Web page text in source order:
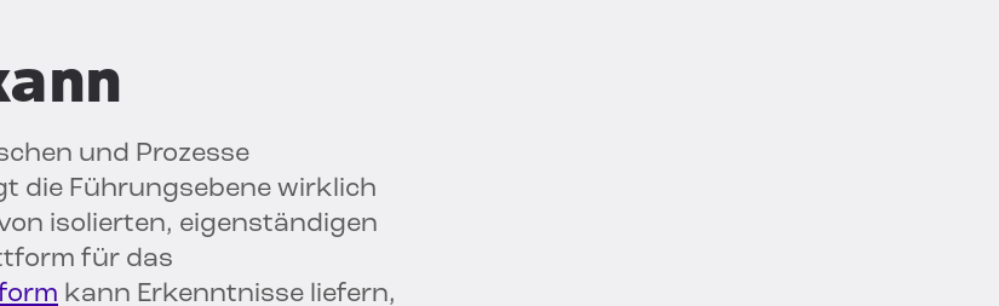
und Prozesse
die Führungsebene wirklich
isolierten, eigenständigen
für das
kann Erkenntnisse liefern,